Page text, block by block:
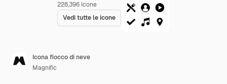
228,396 Icone
Vedi tutte le icone
Icona fiocco di neve
Magnific